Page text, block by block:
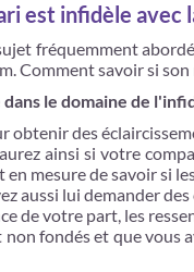
est infidèle avec
fréquemment
Comment savoir si
le domaine de
obtenir des
ainsi si votre
mesure de savoir si
aussi lui demander
de votre part, les
fondés et que